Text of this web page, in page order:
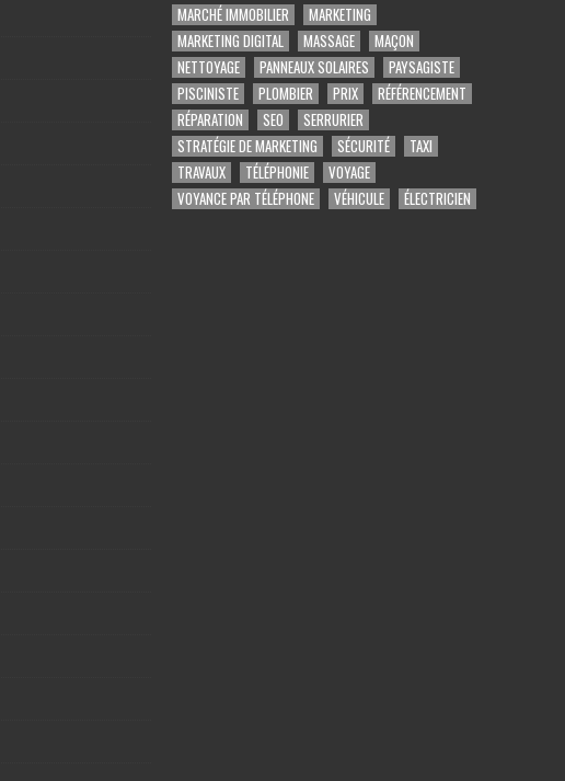
MARCHÉ IMMOBILIER
MARKETING
MARKETING DIGITAL
MASSAGE
MAÇON
NETTOYAGE
PANNEAUX SOLAIRES
PAYSAGISTE
PISCINISTE
PLOMBIER PRIX
RÉFÉRENCEMENT
RÉPARATION
SEO
SERRURIER
STRATÉGIE DE MARKETING
SÉCURITÉ
TAXI
TRAVAUX
TÉLÉPHONIE
VOYAGE
VOYANCE PAR TÉLÉPHONE
VÉHICULE ÉLECTRICIEN